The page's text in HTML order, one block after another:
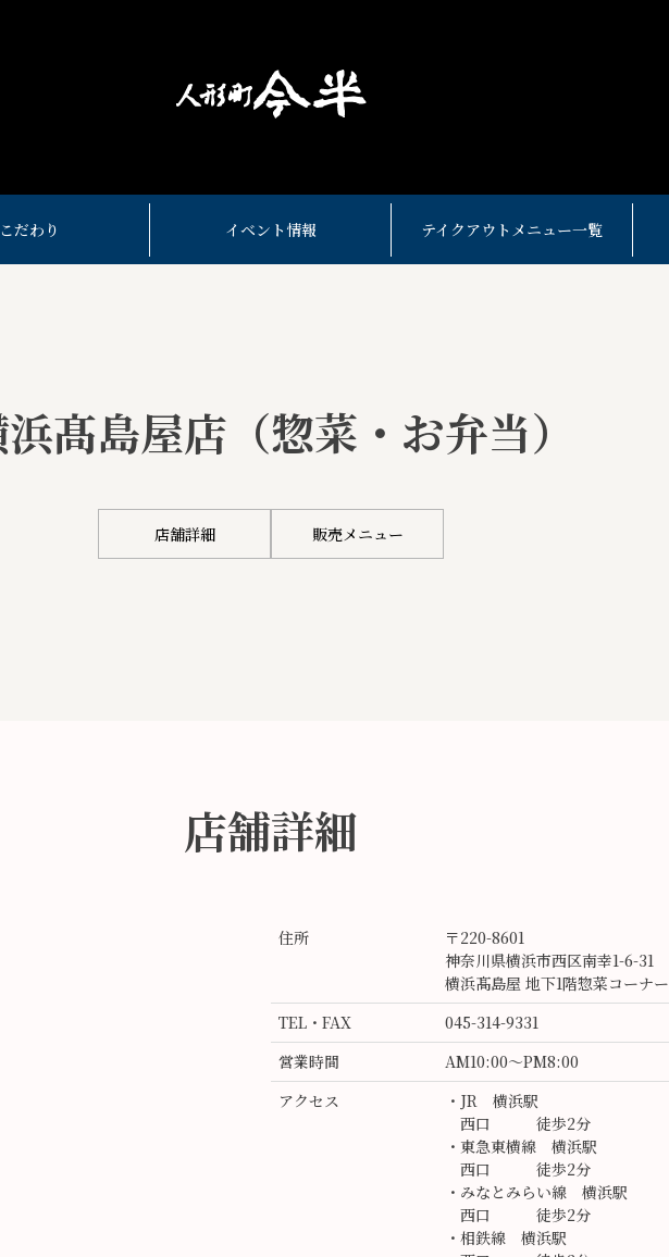
こだわり イベント情報 テイクアウトメニュー一覧
髙島屋店（惣菜・お弁当）
店舗詳細 販売メニュー
店舗詳細
住所
〒220-8601
神奈川県横浜市西区南幸1-6-31
横浜髙島屋 地下1階惣菜コーナー
TEL・FAX
045-314-9331
営業時間
AM10:00～PM8:00
アクセス
・JR 横浜駅
西口 徒歩2分
・東急東横線 横浜駅
西口 徒歩2分
・みなとみらい線 横浜駅
西口 徒歩2分
・相鉄線 横浜駅